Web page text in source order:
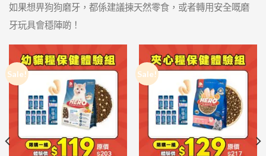
如果想畀狗狗磨牙，都係建議揀天然零食，或者轉用安全嘅磨
牙玩具會穩陣啲！
Sale! Sale!